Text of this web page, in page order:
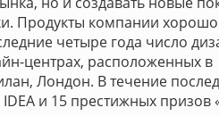
Продукты компании хорошо
четыре года число
центрах, расположенных в
Лондон. В течение
и 15 престижных призов